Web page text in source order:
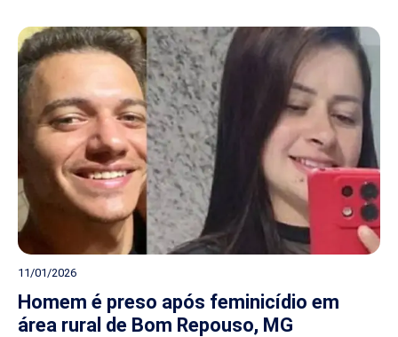
11/01/2026
Homem é preso após feminicídio em
área rural de Bom Repouso, MG